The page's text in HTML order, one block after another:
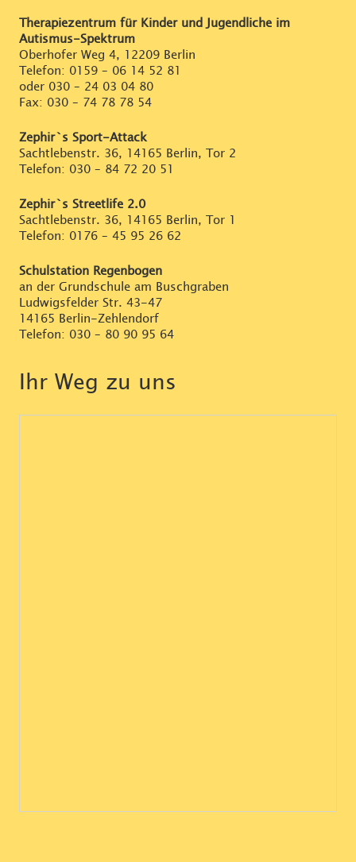
Therapiezentrum für Kinder und Jugendliche im
Autismus-Spektrum
Oberhofer Weg 4, 12209 Berlin
Telefon: 0159 – 06 14 52 81
oder 030 – 24 03 04 80
Fax: 030 – 74 78 78 54
Zephir`s Sport-Attack
Sachtlebenstr. 36, 14165 Berlin, Tor 2
Telefon: 030 – 84 72 20 51
Zephir`s Streetlife 2.0
Sachtlebenstr. 36, 14165 Berlin, Tor 1
Telefon: 0176 – 45 95 26 62
Schulstation Regenbogen
an der Grundschule am Buschgraben
Ludwigsfelder Str. 43-47
14165 Berlin-Zehlendorf
Telefon: 030 – 80 90 95 64
Ihr Weg zu uns